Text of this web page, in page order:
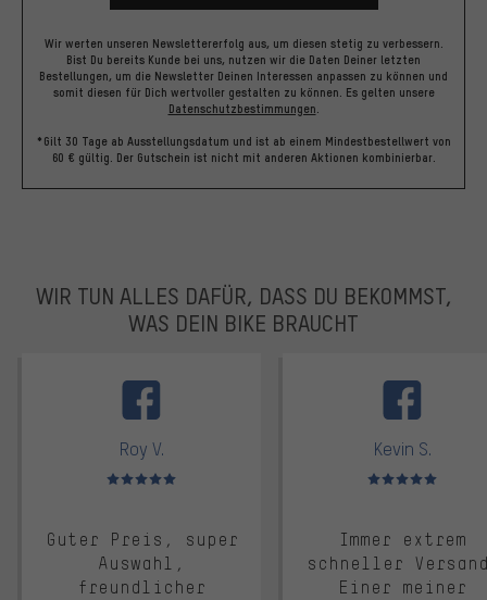
Wir werten unseren Newslettererfolg aus, um diesen stetig zu verbessern.
Bist Du bereits Kunde bei uns, nutzen wir die Daten Deiner letzten
Bestellungen, um die Newsletter Deinen Interessen anpassen zu können und
somit diesen für Dich wertvoller gestalten zu können. Es gelten unsere
Datenschutzbestimmungen.
*Gilt 30 Tage ab Ausstellungsdatum und ist ab einem Mindestbestellwert von
60 € gültig. Der Gutschein ist nicht mit anderen Aktionen kombinierbar.
WIR TUN ALLES DAFÜR, DASS DU BEKOMMST,
WAS DEIN BIKE BRAUCHT
Roy V.
Bewertungen: 5 von 5
Guter Preis, super
Auswahl,
freundlicher
Kevin S.
Bewertungen: 5 von 5
Immer extrem
schneller
Einer meiner